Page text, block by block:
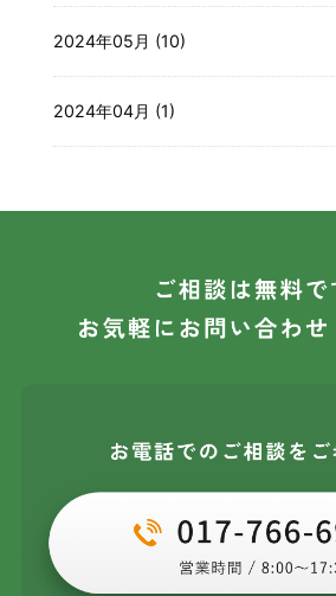
2024年05月 (10)
2024年04月 (1)